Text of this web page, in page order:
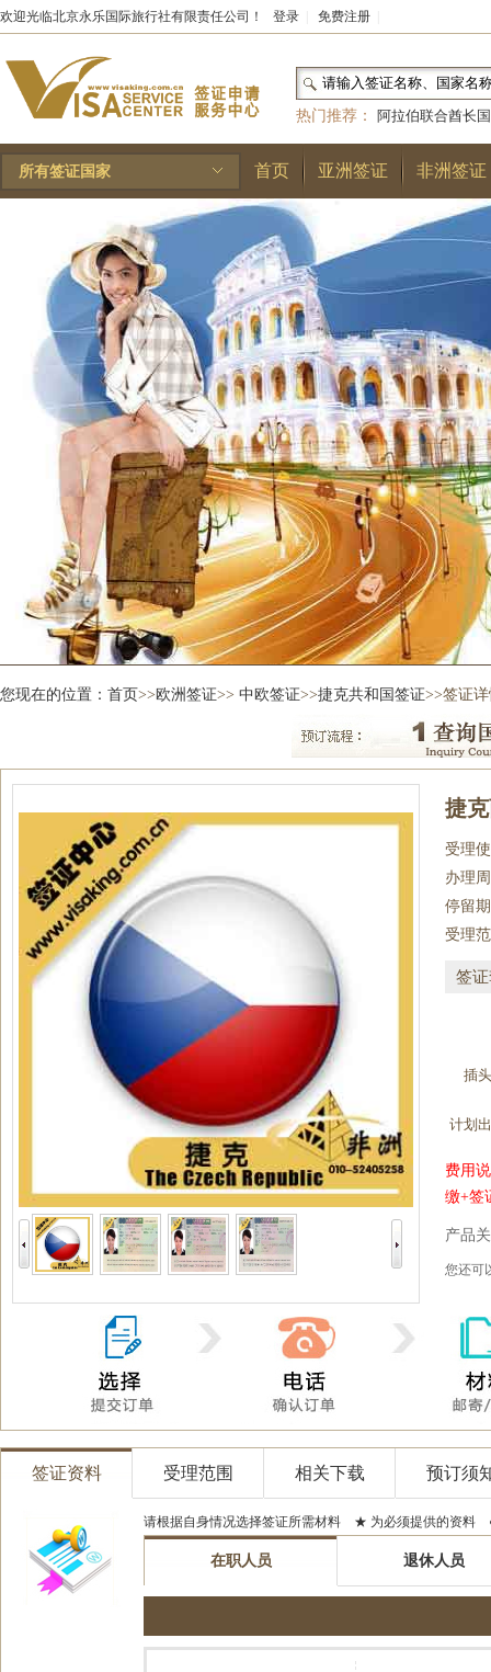
欢迎光临北京永乐国际旅行社有限责任公司！ 登录 免费注册
热门推荐：
阿拉伯联合酋长国
和国|布基纳法索|巴勒斯坦
林王国|安道尔公国|
所有签证国家 首页 亚洲签证 非洲签证
您现在的位置： 首页>>欧洲签证>> 中欧签证>>捷克共和国签证>>签证
捷
受理
办理
停留
受理
签
插
计划
费用
缴+签
产品
您还
签证资料 受理范围 相关下载 预订须
请根据自身情况选择签证所需材料 ★ 为必须提供的资料
在职人员 退休人员